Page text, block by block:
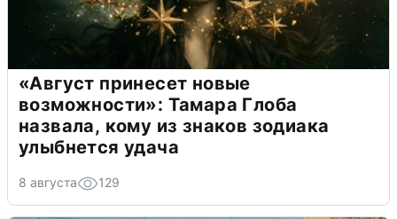
«Август принесет новые
возможности»: Тамара Глоба
назвала, кому из знаков зодиака
улыбнется удача
8 августа 129